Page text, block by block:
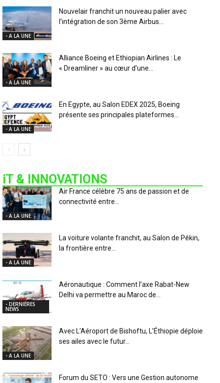
- A LA UNE
Nouvelair franchit un nouveau palier avec
l’intégration de son 3ème Airbus...
- A LA UNE
Alliance Boeing et Ethiopian Airlines : Le
« Dreamliner » au cœur d’une...
- A LA UNE
En Egypte, au Salon EDEX 2025, Boeing
présente ses principales plateformes...
iT & INNOVATIONS
- A LA UNE
Air France célèbre 75 ans de passion et de
connectivité entre...
- A LA UNE
La voiture volante franchit, au Salon de Pékin,
la frontière entre...
- DERNIÈRES
NEWS
Aéronautique : Comment l’axe Rabat-New
Delhi va permettre au Maroc de...
- A LA UNE
Avec L’Aéroport de Bishoftu, L’Éthiopie déploie
ses ailes avec le futur...
Forum du SETO : Vers une Gestion autonome